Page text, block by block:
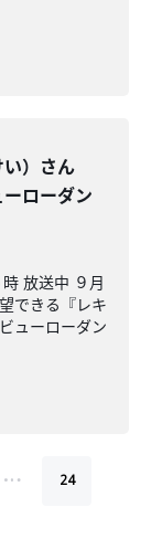
）さん
ーローダン
放送中 ９月
できる『レキ
ューローダン
… 24